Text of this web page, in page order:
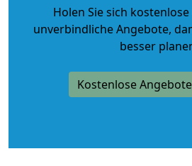
Holen Sie sich
unverbindliche Angebote,
besser
Kostenlose